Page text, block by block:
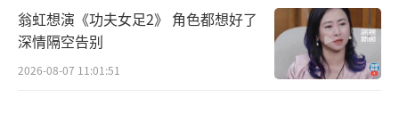
翁虹想演《功夫女足2》 角色都想好了
深情隔空告别
2026-08-07 11:01:51